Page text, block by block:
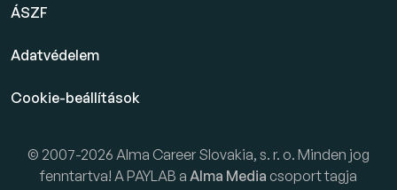
ÁSZF
Adatvédelem
Cookie-beállítások
© 2007-2026 Alma Career Slovakia, s. r. o. Minden jog
fenntartva! A PAYLAB a Alma Media csoport tagja